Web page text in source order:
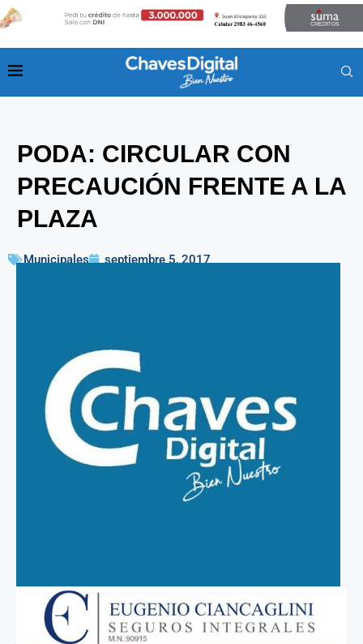
PODA: CIRCULAR CON
PRECAUCIÓN FRENTE A LA
PLAZA
Municipales septiembre 5, 2017